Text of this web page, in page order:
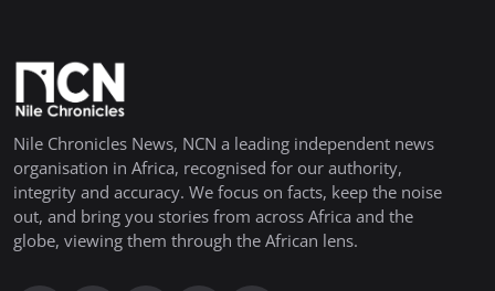
Nile Chronicles News, NCN a leading independent news
organisation in Africa, recognised for our authority,
integrity and accuracy. We focus on facts, keep the noise
out, and bring you stories from across Africa and the
globe, viewing them through the African lens.